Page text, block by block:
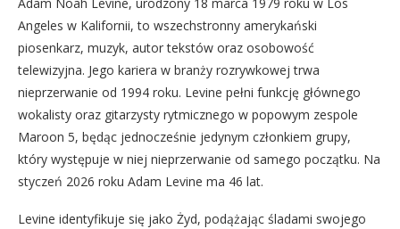
Adam Noah Levine, urodzony 18 marca 1979 roku w Los
Angeles w Kalifornii, to wszechstronny amerykański
piosenkarz, muzyk, autor tekstów oraz osobowość
telewizyjna. Jego kariera w branży rozrywkowej trwa
nieprzerwanie od 1994 roku. Levine pełni funkcję głównego
wokalisty oraz gitarzysty rytmicznego w popowym zespole
Maroon 5, będąc jednocześnie jedynym członkiem grupy,
który występuje w niej nieprzerwanie od samego początku. Na
styczeń 2026 roku Adam Levine ma 46 lat.
Levine identyfikuje się jako Żyd, podążając śladami swojego